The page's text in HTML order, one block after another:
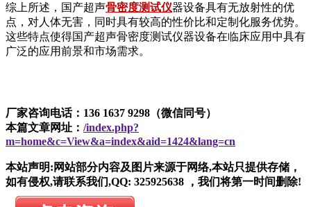
综上所述，国产超声骨密度测试仪器设备具有无放射性的优
点，对人体无害，同时具有较高的性价比和定制化服务优势。
这些特点使得国产超声骨密度测试仪器设备在临床应用中具有
广泛的应用前景和市场需求。
厂家咨询电话：136 1637 9298（微信同号）
本篇文章网址： /index.php?
m=home&c=View&a=index&aid=1424&lang=cn
本站声明:网站部分内容及图片来源于网络,本站只提供存储，
如有侵权,请联系我们,QQ: 325925638 ，我们将第一时间删除!